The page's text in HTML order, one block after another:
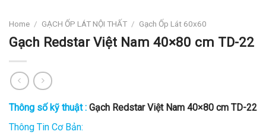
Home / GẠCH ỐP LÁT NỘI THẤT / Gạch Ốp Lát 60x60
Gạch Redstar Việt Nam 40×80 cm TD-22
Thông số kỹ thuật : Gạch Redstar Việt Nam 40×80 cm TD-22
Thông Tin Cơ Bản: